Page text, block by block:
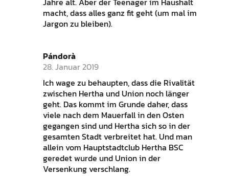
macht, dass alles ganz fit geht (um mal im
Jargon zu bleiben).
Pándorà
28. Januar 2019
Ich wage zu behaupten, dass die Rivalität
zwischen Hertha und Union noch länger
geht. Das kommt im Grunde daher, dass
viele nach dem Mauerfall in den Osten
gegangen sind und Hertha sich so in der
gesamten Stadt verbreitet hat. Und man
allein vom Hauptstadtclub Hertha BSC
geredet wurde und Union in der
Versenkung verschlang.